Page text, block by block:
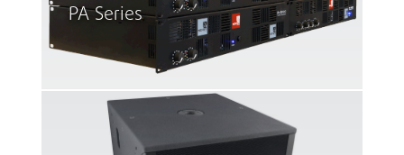
PA Series